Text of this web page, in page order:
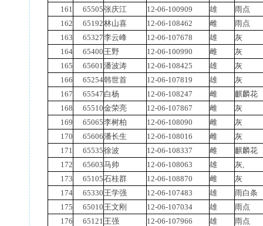
161
65505张庆江 12-06-100909 雄
雨点
162
65192林山喜 12-06-108462 雌
雨点
163
65327李云峰 12-06-107678 雄
灰
164
65400 王野 12-06-100990 雌
灰
165
65601潘波涛 12-06-108425 雄
灰
166
65254韩世首 12-06-107819 雄
灰
167
65547 白杨 12-06-108247 雌
麒麟花
168
65510金荣亮 12-06-107867 雌
灰
169
65065李树柏 12-06-108090 雌
灰
170
65606潘长生 12-06-108016 雌
灰
171
65535徐波 12-06-108337 雌
麒麟花
172
65603马帅 12-06-108063 雄
灰,
173
65105石桂群 12-06-108870 雌
灰
174
65330 王学强 12-06-107483 雄
雨白条
175
65010 王文刚 12-06-107034 雄
雨点
176
65121 王强 12-06-107966 雄
雨点